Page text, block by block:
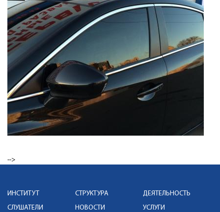
-->
ИНСТИТУТ СТРУКТУРА
ДЕЯТЕЛЬНОСТЬ
СЛУШАТЕЛИ
НОВОСТИ УСЛУГИ